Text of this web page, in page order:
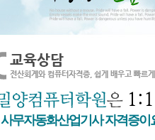
사무자동화산업기사 자격증이